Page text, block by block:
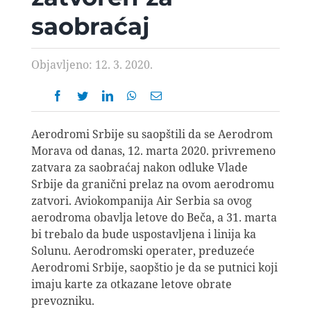
SPECIJAL
FOTO PRIČA
TEMA
AGENT
Search
for:
saobraćaj
Objavljeno: 12. 3. 2020.
Aerodromi Srbije su saopštili da se Aerodrom
Morava od danas, 12. marta 2020. privremeno
zatvara za saobraćaj nakon odluke Vlade
Srbije da granični prelaz na ovom aerodromu
zatvori. Aviokompanija Air Serbia sa ovog
aerodroma obavlja letove do Beča, a 31. marta
bi trebalo da bude uspostavljena i linija ka
Solunu. Aerodromski operater, preduzeće
Aerodromi Srbije, saopštio je da se putnici koji
imaju karte za otkazane letove obrate
prevozniku.